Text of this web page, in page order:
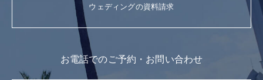
ウェディングの資料請求
お電話でのご予約・お問い合わせ